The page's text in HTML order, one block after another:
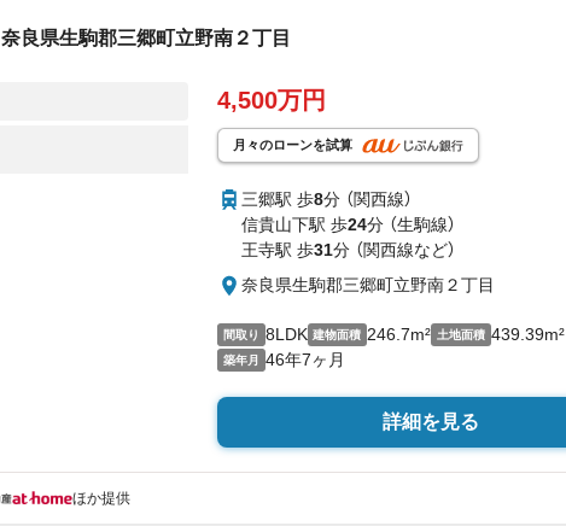
奈良県生駒郡三郷町立野南２丁目
4,500万円
月々のローンを試算
三郷駅 歩8分 （関西線）
信貴山下駅 歩24分 （生駒線）
王寺駅 歩31分 （関西線など）
奈良県生駒郡三郷町立野南２丁目
間取り 8LDK 建物面積 246.7m² 土地面積 439.39m²
築年月 46年7ヶ月
詳細を見る
ほか提供